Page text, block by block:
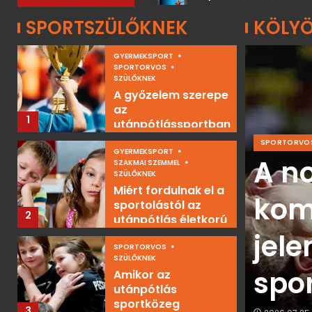
SPORTSZÜLŐKNEK
5
mitől ne a
gyermekeinket?
1
GYERMEKSPORT
SPORTORVOS
SZÜLŐKNEK
A győzelem szerepe
az
utánpótlássportban
2
GYERMEKSPORT
SZAKMAI SZEMMEL
SZÜLŐKNEK
Miért fordulnak el a
sportolástól az
utánpótlás életkorú
gyerekek?
SPORTORVOS
SZÜLŐKNEK
Amikor az
utánpótlás
sportközeg
védekezési
csak
az akarati
A